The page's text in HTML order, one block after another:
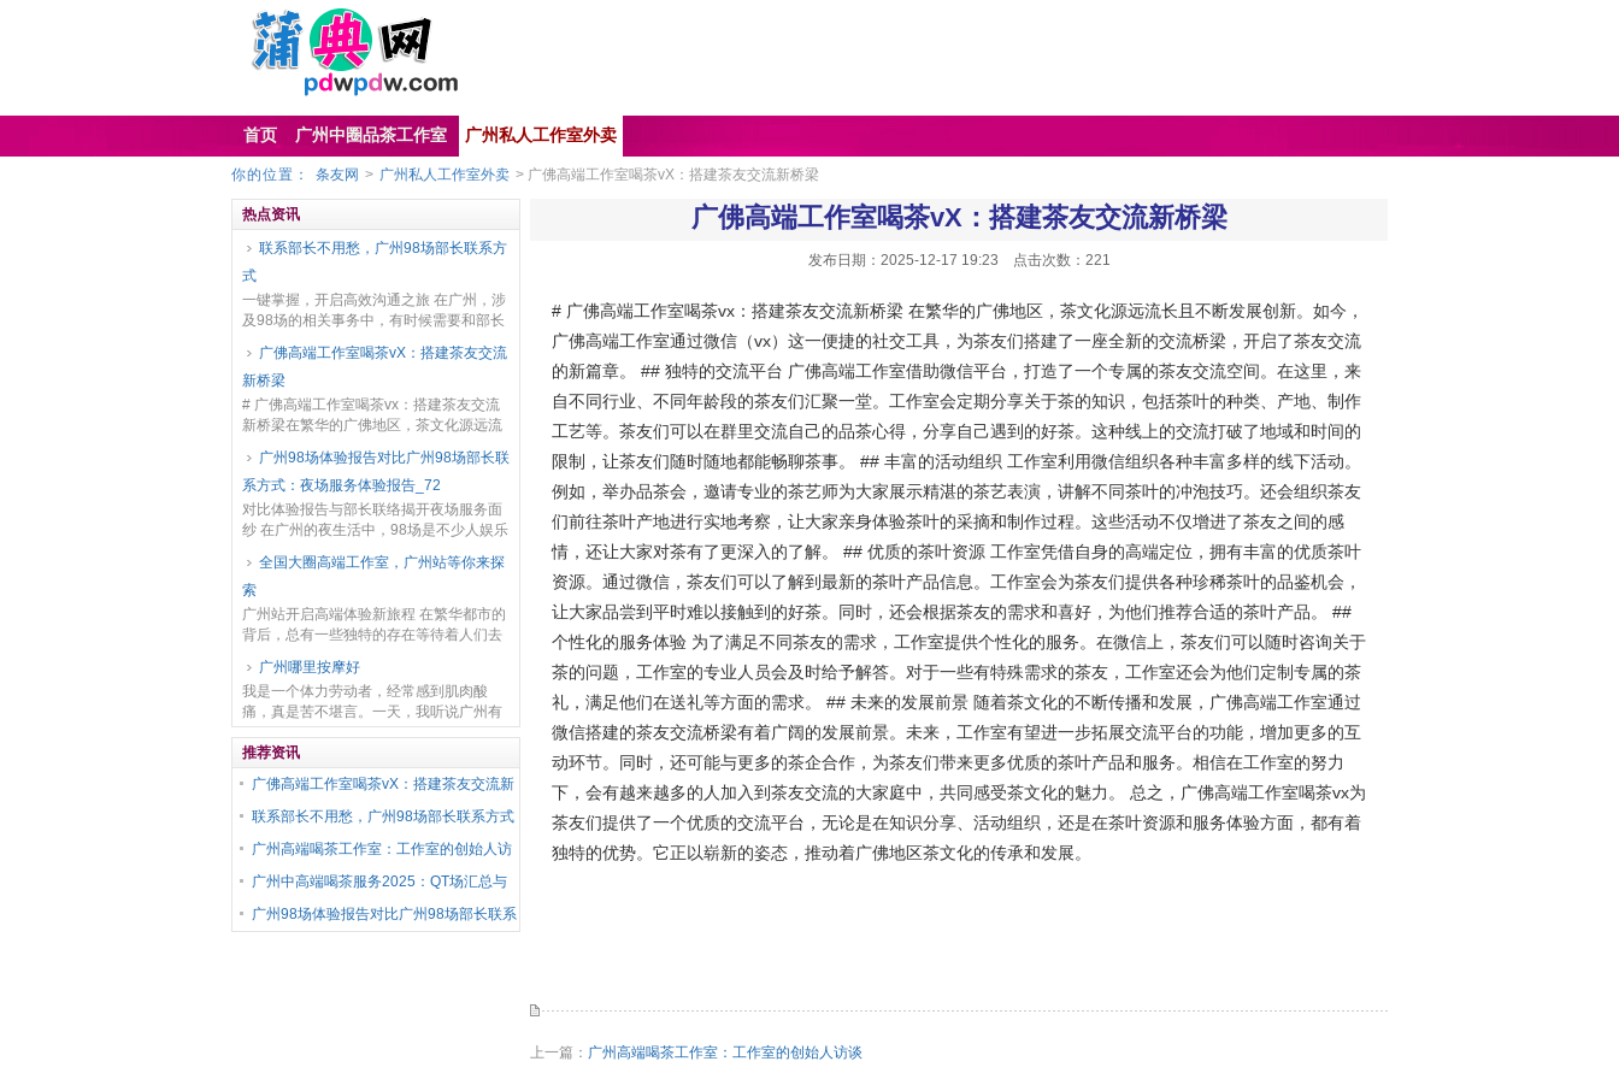
首页 广州中圈品茶工作室 广州私人工作室外卖
你的位置： 条友网 > 广州私人工作室外卖 > 广佛高端工作室喝茶vX：搭建茶友交流新桥梁
热点资讯
联系部长不用愁，广州98场部长联系方
式
一键掌握，开启高效沟通之旅 在广州，涉
及98场的相关事务中，有时候需要和部长
掌握正确的途径，联系部长并非难事。 首
先，可以通...
广佛高端工作室喝茶vX：搭建茶友交流
新桥梁
# 广佛高端工作室喝茶vx：搭建茶友交流
新桥梁在繁华的广佛地区，茶文化源远流
室通过微信（vx）这一便捷的社交工具，
为茶友们搭...
广州98场体验报告对比广州98场部长联
系方式：夜场服务体验报告_72
对比体验报告与部长联络揭开夜场服务面
纱 在广州的夜生活中，98场是不少人娱乐
98场的体验报告，以及与之相关的部长联
系方式背后...
全国大圈高端工作室，广州站等你来探
索
广州站开启高端体验新旅程 在繁华都市的
背后，总有一些独特的存在等待着人们去
品质和独特的魅力，在行业中独树一帜。
而广州站，更是...
广州哪里按摩好
我是一个体力劳动者，经常感到肌肉酸
痛，真是苦不堪言。一天，我听说广州有
一个地方按摩技术非常出众，于是我决定
亲自去体验一下。 我来到了广州市中心的
一家按摩店，店内...
推荐资讯
广佛高端工作室喝茶vX：搭建茶友交流新
桥梁
联系部长不用愁，广州98场部长联系方式
‌广州高端喝茶工作室‌：工作室的创始人访
谈
广州中高端喝茶服务2025：QT场汇总与
广佛高端茶WX生态
广州98场体验报告对比广州98场部长联系
广佛高端工作室喝茶vX：搭建茶友交流新桥梁
发布日期：2025-12-17 19:23 点击次数：221
# 广佛高端工作室喝茶vx：搭建茶友交流新桥梁 在繁华的广佛地区，茶文化源远流长且不断发展创新。如今，
广佛高端工作室通过微信（vx）这一便捷的社交工具，为茶友们搭建了一座全新的交流桥梁，开启了茶友交流
的新篇章。 ## 独特的交流平台 广佛高端工作室借助微信平台，打造了一个专属的茶友交流空间。在这里，来
自不同行业、不同年龄段的茶友们汇聚一堂。工作室会定期分享关于茶的知识，包括茶叶的种类、产地、制作
工艺等。茶友们可以在群里交流自己的品茶心得，分享自己遇到的好茶。这种线上的交流打破了地域和时间的
限制，让茶友们随时随地都能畅聊茶事。 ## 丰富的活动组织 工作室利用微信组织各种丰富多样的线下活动。
例如，举办品茶会，邀请专业的茶艺师为大家展示精湛的茶艺表演，讲解不同茶叶的冲泡技巧。还会组织茶友
们前往茶叶产地进行实地考察，让大家亲身体验茶叶的采摘和制作过程。这些活动不仅增进了茶友之间的感
情，还让大家对茶有了更深入的了解。 ## 优质的茶叶资源 工作室凭借自身的高端定位，拥有丰富的优质茶叶
资源。通过微信，茶友们可以了解到最新的茶叶产品信息。工作室会为茶友们提供各种珍稀茶叶的品鉴机会，
让大家品尝到平时难以接触到的好茶。同时，还会根据茶友的需求和喜好，为他们推荐合适的茶叶产品。 ##
个性化的服务体验 为了满足不同茶友的需求，工作室提供个性化的服务。在微信上，茶友们可以随时咨询关于
茶的问题，工作室的专业人员会及时给予解答。对于一些有特殊需求的茶友，工作室还会为他们定制专属的茶
礼，满足他们在送礼等方面的需求。 ## 未来的发展前景 随着茶文化的不断传播和发展，广佛高端工作室通过
微信搭建的茶友交流桥梁有着广阔的发展前景。未来，工作室有望进一步拓展交流平台的功能，增加更多的互
动环节。同时，还可能与更多的茶企合作，为茶友们带来更多优质的茶叶产品和服务。相信在工作室的努力
下，会有越来越多的人加入到茶友交流的大家庭中，共同感受茶文化的魅力。 总之，广佛高端工作室喝茶vx为
茶友们提供了一个优质的交流平台，无论是在知识分享、活动组织，还是在茶叶资源和服务体验方面，都有着
独特的优势。它正以崭新的姿态，推动着广佛地区茶文化的传承和发展。
上一篇： ‌广州高端喝茶工作室‌：工作室的创始人访谈